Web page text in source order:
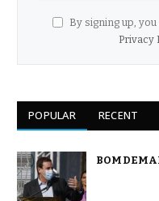
By signing up,
Privacy
POPULAR RECENT
BOM